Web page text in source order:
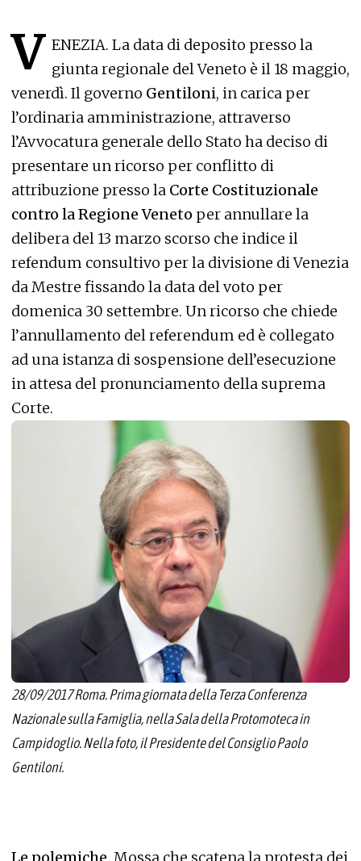
V ENEZIA. La data di deposito presso la
giunta regionale del Veneto è il 18 maggio,
venerdì. Il governo Gentiloni, in carica per
l’ordinaria amministrazione, attraverso
l’Avvocatura generale dello Stato ha deciso di
presentare un ricorso per conflitto di
attribuzione presso la Corte Costituzionale
contro la Regione Veneto per annullare la
delibera del 13 marzo scorso che indice il
refendum consultivo per la divisione di Venezia
da Mestre fissando la data del voto per
domenica 30 settembre. Un ricorso che chiede
l’annullamento del referendum ed è collegato
ad una istanza di sospensione dell’esecuzione
in attesa del pronunciamento della suprema
Corte.
28/09/2017 Roma. Prima giornata della Terza Conferenza
Nazionale sulla Famiglia, nella Sala della Protomoteca in
Campidoglio. Nella foto, il Presidente del Consiglio Paolo
Gentiloni.